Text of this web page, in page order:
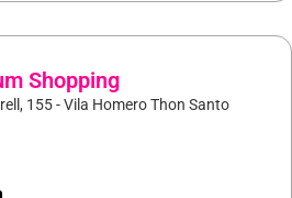
Shopping
155 - Vila Homero Thon Santo